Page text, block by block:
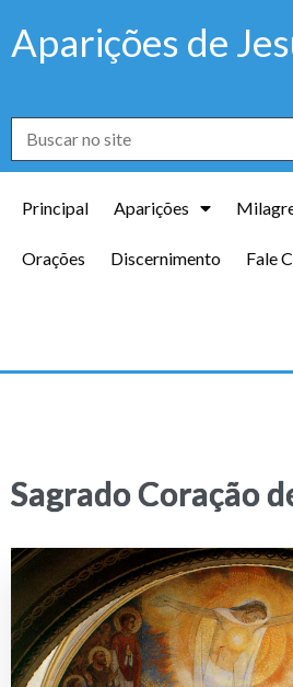
Aparições de
Principal Aparições
Orações Discernimento Fale
Sagrado Coração